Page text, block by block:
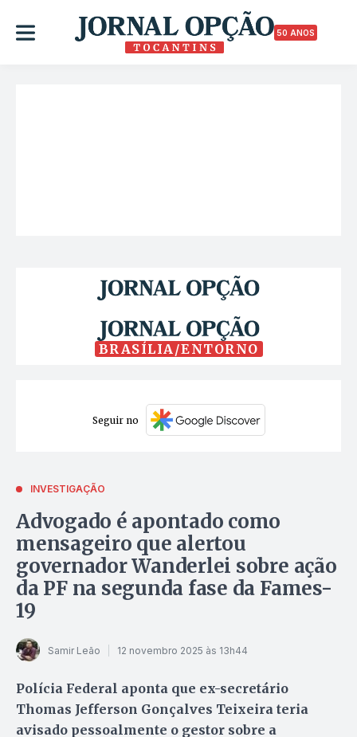
50 ANOS
BRASÍLIA/ENTORNO
Seguir no
INVESTIGAÇÃO
Advogado é apontado como
mensageiro que alertou
governador Wanderlei sobre ação
da PF na segunda fase da Fames-
19
Samir Leão 12 novembro 2025 às 13h44
Polícia Federal aponta que ex-secretário
Thomas Jefferson Gonçalves Teixeira teria
avisado pessoalmente o gestor sobre a